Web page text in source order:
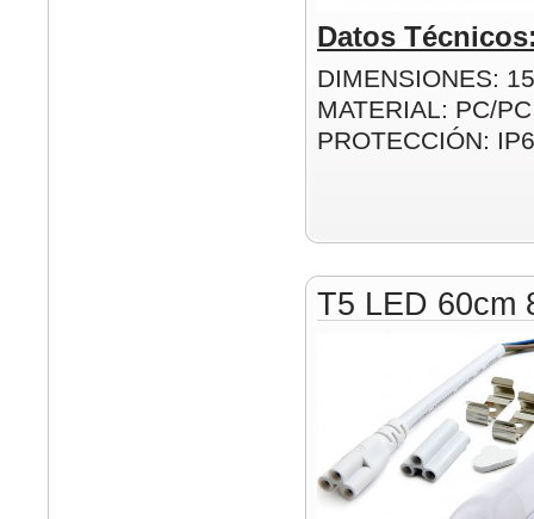
Datos
DIMENSIONES:
MATERIAL: PC/PC
PROTECCIÓN:
T5 LED 60cm